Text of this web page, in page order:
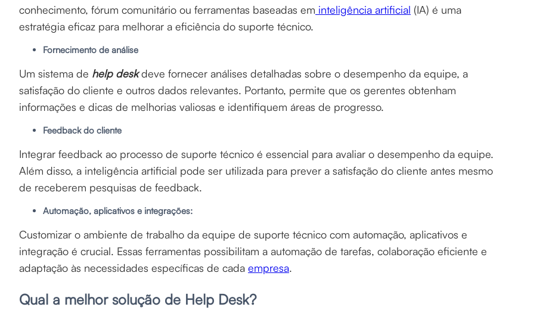
conhecimento, fórum comunitário ou ferramentas baseadas em inteligência artificial (IA) é uma
estratégia eficaz para melhorar a eficiência do suporte técnico.
Fornecimento de análise
Um sistema de help deskdeve fornecer análises detalhadas sobre o desempenho da equipe, a
satisfação do cliente e outros dados relevantes. Portanto, permite que os gerentes obtenham
informações e dicas de melhorias valiosas e identifiquem áreas de progresso.
Feedback do cliente
Integrar feedback ao processo de suporte técnico é essencial para avaliar o desempenho da equipe.
Além disso, a inteligência artificial pode ser utilizada para prever a satisfação do cliente antes mesmo
de receberem pesquisas de feedback.
Automação, aplicativos e integrações:
Customizar o ambiente de trabalho da equipe de suporte técnico com automação, aplicativos e
integração é crucial. Essas ferramentas possibilitam a automação de tarefas, colaboração eficiente e
adaptação às necessidades específicas de cada empresa.
Qual a melhor solução de Help Desk?